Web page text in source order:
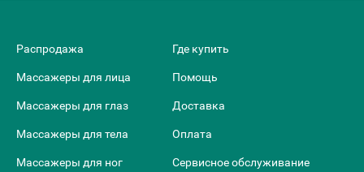
Распродажа
Массажеры для лица
Массажеры для глаз
Массажеры для тела
Массажеры для ног
Где купить
Помощь
Доставка
Оплата
Сервисное обслуживание